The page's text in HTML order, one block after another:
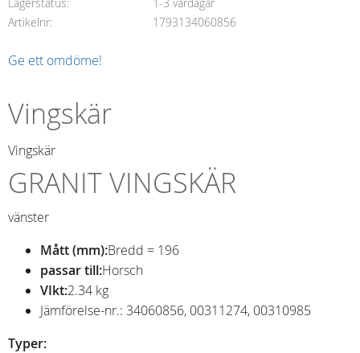
Lagerstatus
1-3 vardagar
Artikelnr
1793134060856
Ge ett omdöme!
Vingskär
Vingskär
GRANIT VINGSKÄR
vänster
Mått (mm):Bredd = 196
passar till:Horsch
VIkt:2.34 kg
Jämförelse-nr.: 34060856, 00311274, 00310985
Typer: